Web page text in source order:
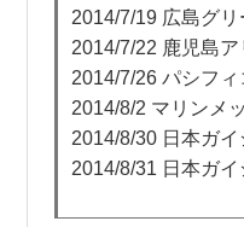
2014/7/19 広島グ
2014/7/22 鹿児島ア
2014/7/26 パシフ
2014/8/2 マリンメ
2014/8/30 日本ガ
2014/8/31 日本ガ